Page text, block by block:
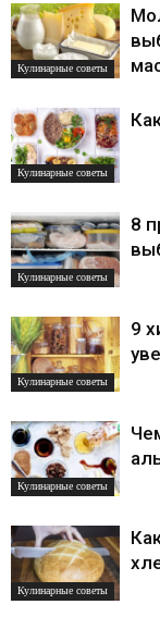
Кулинарные советы
Кулинарные советы
Кулинарные советы
8
Кулинарные советы
9
Кулинарные советы
Кулинарные советы